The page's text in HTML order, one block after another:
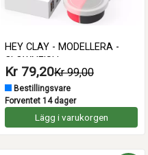
HEY CLAY - MODELLERA -
CLOWNFISH
Kr 79,20Kr 99,00
Bestillingsvare
Forventet 14 dager
Lägg i varukorgen